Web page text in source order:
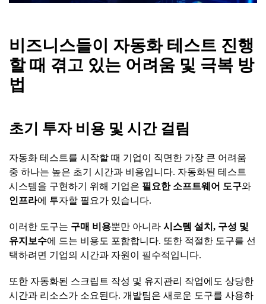
비즈니스들이 자동화 테스트 진행
할 때 겪고 있는 어려움 및 극복 방
법
초기 투자 비용 및 시간 걸림
자동화 테스트를 시작할 때 기업이 직면한 가장 큰 어려움
중 하나는 높은 초기 시간과 비용입니다. 자동화된 테스트
시스템을 구현하기 위해 기업은 필요한 소프트웨어 도구와
인프라에 투자할 필요가 있습니다.
이러한 도구는 구매 비용뿐만 아니라 시스템 설치 , 구성 및
유지보수에 드는 비용도 포함합니다. 또한 적절한 도구를 선
택하려면 기업의 시간과 자원이 필수적입니다.
또한 자동화된 스크립트 작성 및 유지관리 작업에도 상당한
시간과 리소스가 소요된다. 개발팀은 새로운 도구를 사용하